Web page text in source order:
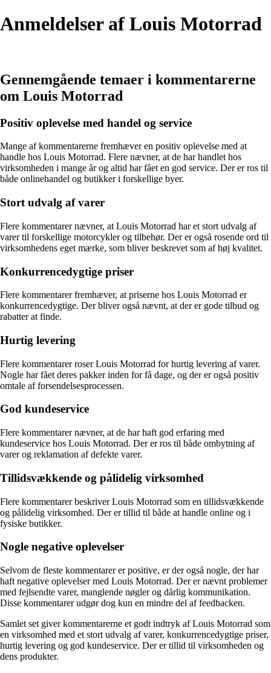
Anmeldelser af Louis Motorrad
Gennemgående temaer i kommentarerne
om Louis Motorrad
Positiv oplevelse med handel og service
Mange af kommentarerne fremhæver en positiv oplevelse med at
handle hos Louis Motorrad. Flere nævner, at de har handlet hos
virksomheden i mange år og altid har fået en god service. Der er ros til
både onlinehandel og butikker i forskellige byer.
Stort udvalg af varer
Flere kommentarer nævner, at Louis Motorrad har et stort udvalg af
varer til forskellige motorcykler og tilbehør. Der er også rosende ord til
virksomhedens eget mærke, som bliver beskrevet som af høj kvalitet.
Konkurrencedygtige priser
Flere kommentarer fremhæver, at priserne hos Louis Motorrad er
konkurrencedygtige. Der bliver også nævnt, at der er gode tilbud og
rabatter at finde.
Hurtig levering
Flere kommentarer roser Louis Motorrad for hurtig levering af varer.
Nogle har fået deres pakker inden for få dage, og der er også positiv
omtale af forsendelsesprocessen.
God kundeservice
Flere kommentarer nævner, at de har haft god erfaring med
kundeservice hos Louis Motorrad. Der er ros til både ombytning af
varer og reklamation af defekte varer.
Tillidsvækkende og pålidelig virksomhed
Flere kommentarer beskriver Louis Motorrad som en tillidsvækkende
og pålidelig virksomhed. Der er tillid til både at handle online og i
fysiske butikker.
Nogle negative oplevelser
Selvom de fleste kommentarer er positive, er der også nogle, der har
haft negative oplevelser med Louis Motorrad. Der er nævnt problemer
med fejlsendte varer, manglende nøgler og dårlig kommunikation.
Disse kommentarer udgør dog kun en mindre del af feedbacken.
Samlet set giver kommentarerne et godt indtryk af Louis Motorrad som
en virksomhed med et stort udvalg af varer, konkurrencedygtige priser,
hurtig levering og god kundeservice. Der er tillid til virksomheden og
dens produkter.